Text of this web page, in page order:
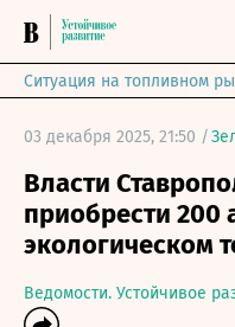
Ситуация на топливном
03 декабря 2025, 21:50 /
Власти
приобрести 200
экологическом
Ведомости. Устойчивое